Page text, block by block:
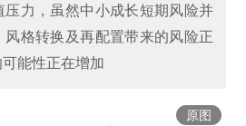
压力，虽然中小成长短期风险并
格转换及再配置带来的风险正
能性正在增加
原图